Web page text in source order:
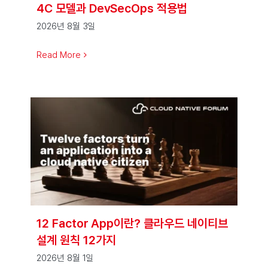
4C 모델과 DevSecOps 적용법
2026년 8월 3일
Read More
12 Factor App이란? 클라우드 네이티브
설계 원칙 12가지
2026년 8월 1일